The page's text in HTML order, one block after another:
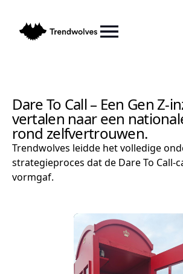
Dare To Call – Een Gen Z-
vertalen naar een
rond zelfvertrouwen.
Trendwolves leidde het volledige
strategieproces dat de Dare To Call-
vormgaf.